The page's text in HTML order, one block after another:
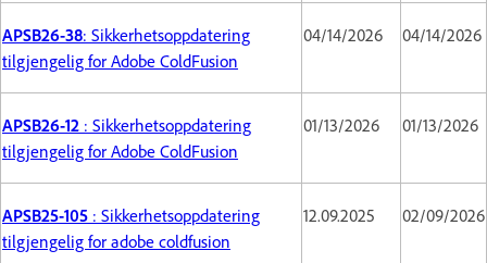
APSB26-38: Sikkerhetsoppdatering
tilgjengelig for Adobe ColdFusion
04/14/2026 04/14/2026
APSB26-12 : Sikkerhetsoppdatering
tilgjengelig for Adobe ColdFusion
01/13/2026 01/13/2026
APSB25-105 : Sikkerhetsoppdatering
tilgjengelig for adobe coldfusion
12.09.2025 02/09/2026